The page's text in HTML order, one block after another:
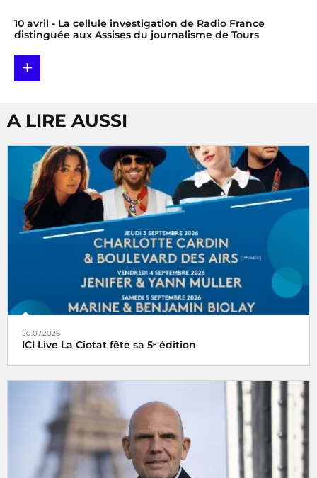
10 avril - La cellule investigation de Radio France
distinguée aux Assises du journalisme de Tours
+
A LIRE AUSSI
20.07.2026
ICI Live La Ciotat fête sa 5ᵉ édition